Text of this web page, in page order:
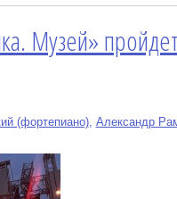
Музей» пройдет
(фортепиано), Александр